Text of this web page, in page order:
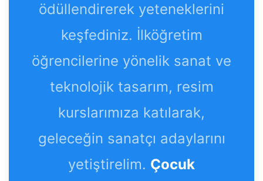
ödüllendirerek yeteneklerini
keşfediniz. İlköğretim
öğrencilerine yönelik sanat ve
teknolojik tasarım, resim
kurslarımıza katılarak,
geleceğin sanatçı adaylarını
yetiştirelim. Çocuk